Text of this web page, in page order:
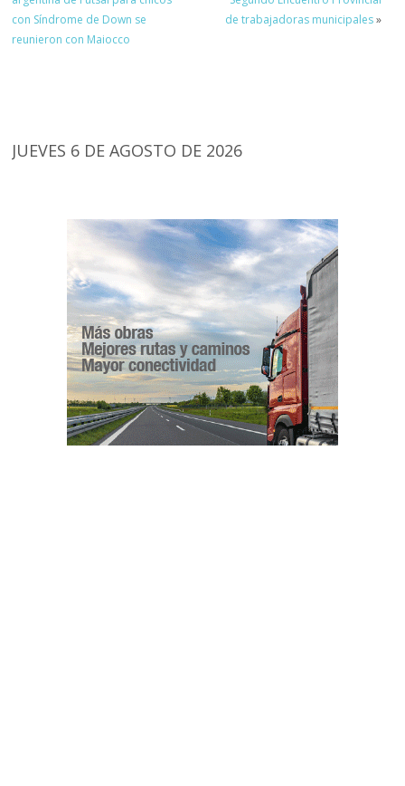
con Síndrome de Down se
reunieron con Maiocco
de trabajadoras municipales»
JUEVES 6 DE AGOSTO DE 2026